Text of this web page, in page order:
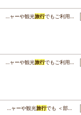
…ャーや観光旅行でもご利用…
…ャーや観光旅行でもご利用…
…ャーや観光旅行でも ＜部…